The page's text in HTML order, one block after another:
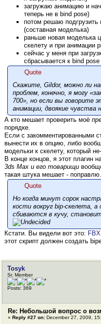
загружаю анимацию и
теперь не в bind pose)
потом решаю
(составная моделька)
раньше новая моделька
скелету и при анимации
сейчас у меня при
сбрасывается к bind
Quote
Скажите, Gildor, можно ли
проблем, конечно, я могу
700», но если вы говорите
анимации, двоякие
А кто мешает проверить моё
порядке.
Если с закомментированными
вынести их в опцию, либо
модельки к скелету, который
В конце концов, я этот плагин
3ds Max и его товарищи
такая штука мешает - поправлю.
Quote
Но когда минут сорок
кости вокруг bip-скелета,
сбиваются в кучу,
Кстати. Вы видели вот это:
этот скрипт должен создать
Tosyk
Sr. Member
Posts: 369
Re: Небольшой вопрос о
« Reply #27 on: December 27, 2009,